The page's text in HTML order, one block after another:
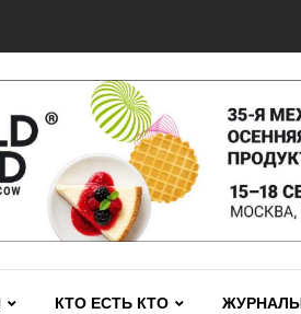
КТО ЕСТЬ КТО ЖУРНАЛЫ